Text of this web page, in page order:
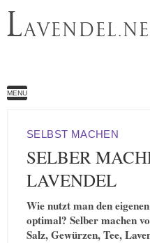
L
MENU
SELBST MACHEN
SELBER
LAVENDEL
Wie nutzt man den
optimal? Selber machen
Salz, Gewürzen, Tee,